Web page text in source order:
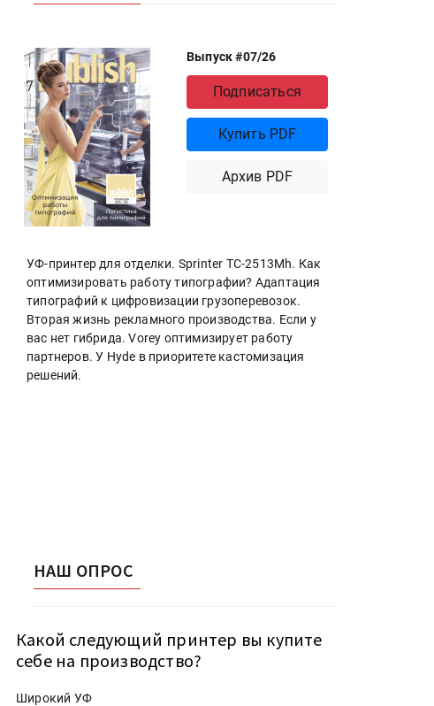
Выпуск #07/26
Подписаться
Купить PDF
Архив PDF
УФ-принтер для отделки. Sprinter ТС-2513Mh. Как
оптимизировать работу типографии? Адаптация
типографий к цифровизации грузоперевозок.
Вторая жизнь рекламного производства. Если у
вас нет гибрида. Vorey оптимизирует работу
партнеров. У Hyde в приоритете кастомизация
решений.
НАШ ОПРОС
Какой следующий принтер вы купите
себе на производство?
Широкий УФ